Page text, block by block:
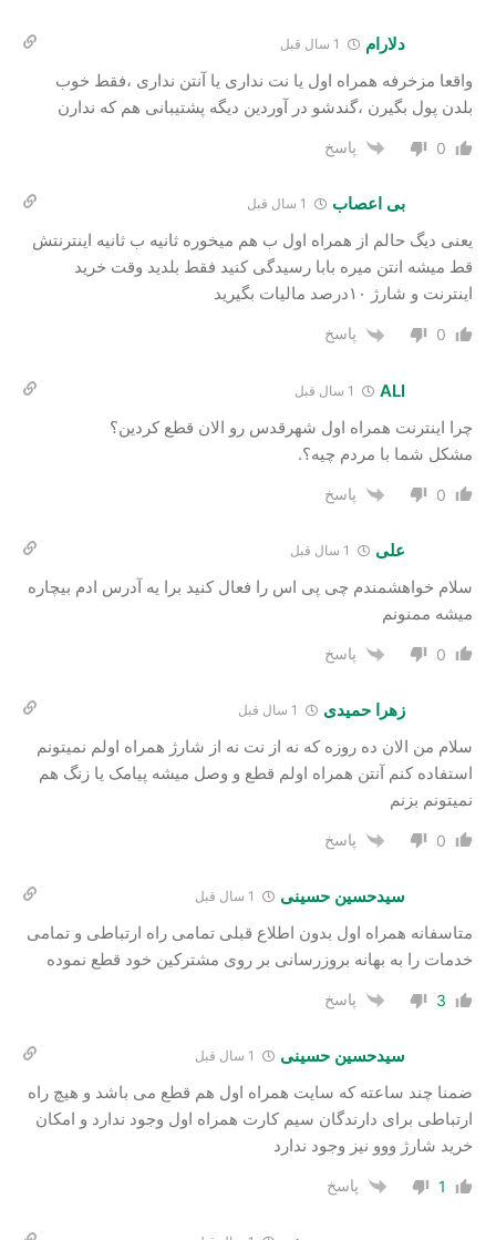
دلارام
واقعا مزخرفه همراه اول یا نت نداری یا آنتن نداری ،فقط خوب
بلدن پول بگیرن ،گندشو در آوردین دیگه پشتیبانی هم که ندارن
0 پاسخ
بی اعصاب
یعنی دیگ حالم از همراه اول ب هم میخوره ثانیه ب ثانیه اینترنتش
قط میشه انتن میره بابا رسیدگی کنید فقط بلدید وقت خرید
اینترنت و شارژ ۱۰درصد مالیات بگیرید
0 پاسخ
ALI
چرا اینترنت همراه اول شهرقدس رو الان قطع کردین؟
مشکل شما با مردم چیه؟‌.
0 پاسخ
علی
سلام خواهشمندم چی پی اس را فعال کنید برا یه آدرس ادم بیچاره
میشه ممنونم
0 پاسخ
زهرا حمیدی
سلام من الان ده روزه که نه از نت نه از شارژ همراه اولم نمیتونم
استفاده کنم آنتن همراه اولم قطع و وصل میشه پیامک یا زنگ هم
نمیتونم بزنم
0 پاسخ
سیدحسین حسینی
متاسفانه همراه اول بدون اطلاع قبلی تمامی راه ارتباطی و تمامی
خدمات را به بهانه بروزرسانی بر روی مشترکین خود قطع نموده
3 پاسخ
سیدحسین حسینی
ضمنا چند ساعته که سایت همراه اول هم قطع می باشد و هیچ راه
ارتباطی برای دارندگان سیم کارت همراه اول وجود ندارد و امکان
خرید شارژ ووو نیز وجود ندارد
1 پاسخ